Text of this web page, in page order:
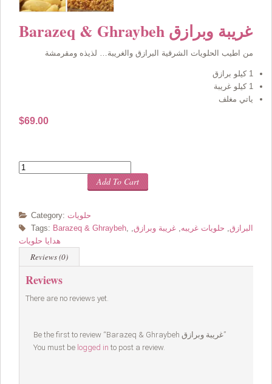
Barazeq & Ghraybeh غريبة وبرازق
من اطيب الحلويات الشرقية البرازق والغريبة… لذيذه ومقرمشة
1 كيلو برازق
1 كيلو غريبة
ياتي مغلف
$69.00
Quantity
Add To Cart
Category: حلويات
Tags: Barazeq & Ghraybeh البرازق حلويات غريبه غريبة وبرازق
هدايا حلويات
Reviews (0)
Reviews
There are no reviews yet.
Be the first to review “Barazeq & Ghraybeh غريبة وبرازق”
You must be logged in to post a review.